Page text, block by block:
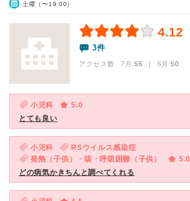
土曜（〜19:00）
4.12
3件
アクセス数 7月:55 | 6月:50
小児科
5.0
とても良い
小児科
RSウイルス感染症
発熱（子供）・咳・呼吸困難（子供）
5.0
どの病気かきちんと調べてくれる